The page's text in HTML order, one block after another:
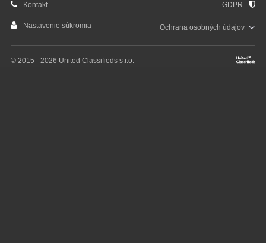
Kontakt GDPR
Nastavenie súkromia Ochrana osobnýchúdajov
© 2015 - 2026 United Classifieds s.r.o.